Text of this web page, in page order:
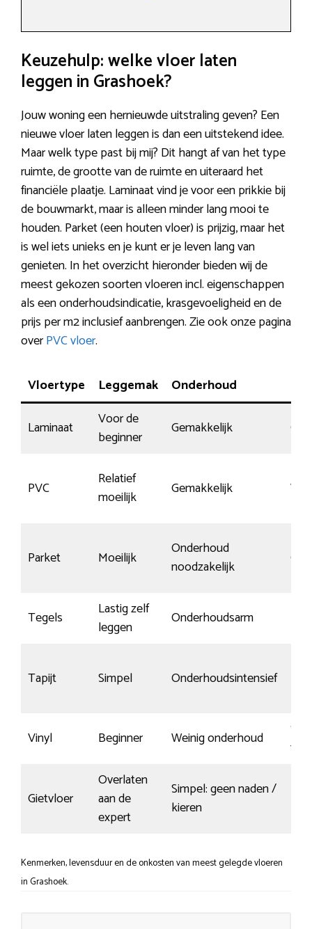
Keuzehulp: welke vloer laten
leggen in Grashoek?
Jouw woning een hernieuwde uitstraling geven? Een
nieuwe vloer laten leggen is dan een uitstekend idee.
Maar welk type past bij mij? Dit hangt af van het type
ruimte, de grootte van de ruimte en uiteraard het
financiële plaatje. Laminaat vind je voor een prikkie bij
de bouwmarkt, maar is alleen minder lang mooi te
houden. Parket (een houten vloer) is prijzig, maar het
is wel iets unieks en je kunt er je leven lang van
genieten. In het overzicht hieronder bieden wij de
meest gekozen soorten vloeren incl. eigenschappen
als een onderhoudsindicatie, krasgevoeligheid en de
prijs per m2 inclusief aanbrengen. Zie ook onze pagina
overPVC vloer.
Vloertype Leggemak Onderhoud
Laminaat
Voor de
beginner
Gemakkelijk
PVC
Relatief
moeilijk
Gemakkelijk
Parket Moeilijk
Onderhoud
noodzakelijk
Tegels
Lastig zelf
leggen
Onderhoudsarm
Tapijt Simpel Onderhoudsintensief
Vinyl Beginner Weinig onderhoud
Gietvloer
Overlaten
aan de
expert
Simpel: geen naden /
kieren
Kenmerken, levensduur en de onkosten van meest gelegde vloeren
in Grashoek.